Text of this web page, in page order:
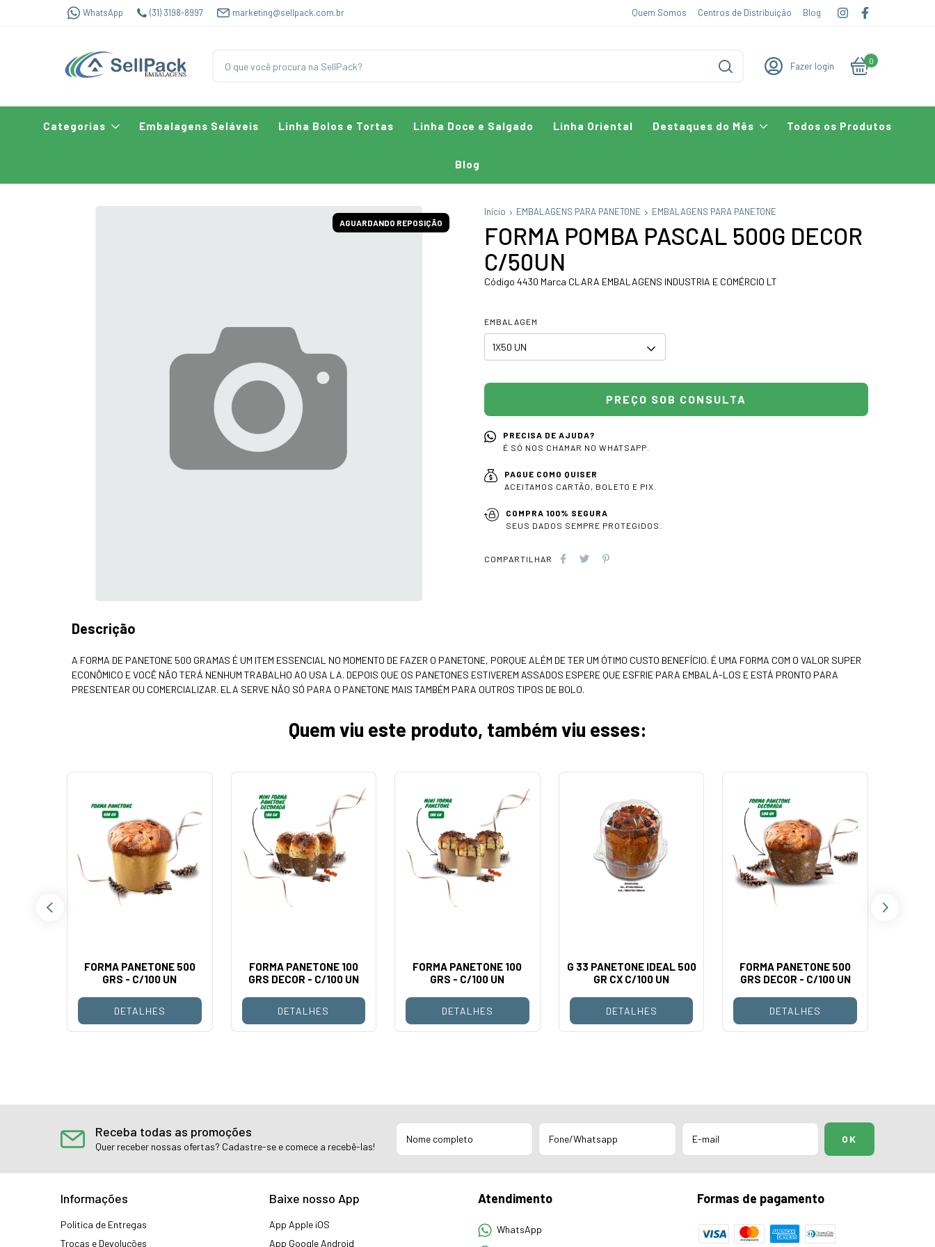
WhatsApp (31) 3198-8997 marketing@sellpack.com.br Quem Somos Centros de Distribuição Blog
Fazer login 0
Categorias Embalagens Seláveis Linha Bolos e Tortas Linha Doce e Salgado Linha Oriental Destaques do Mês Todos os Produtos
Blog
AGUARDANDO REPOSIÇÃO
Início EMBALAGENS PARA PANETONE EMBALAGENS PARA PANETONE
FORMA POMBA PASCAL 500G DECOR
C/50UN
Código 4430 Marca CLARA EMBALAGENS INDUSTRIA E COMÉRCIO LT
EMBALAGEM
PRECISA DE AJUDA?
É SÓ NOS CHAMAR NO WHATSAPP.
PAGUE COMO QUISER
ACEITAMOS CARTÃO, BOLETO E PIX.
COMPRA 100% SEGURA
SEUS DADOS SEMPRE PROTEGIDOS.
COMPARTILHAR
Descrição
A FORMA DE PANETONE 500 GRAMAS É UM ITEM ESSENCIAL NO MOMENTO DE FAZER O PANETONE, PORQUE ALÉM DE TER UM ÓTIMO CUSTO BENEFÍCIO. É UMA FORMA COM O VALOR SUPER
ECONÔMICO E VOCÊ NÃO TERÁ NENHUM TRABALHO AO USA LA. DEPOIS QUE OS PANETONES ESTIVEREM ASSADOS ESPERE QUE ESFRIE PARA EMBALÁ-LOS E ESTÁ PRONTO PARA
PRESENTEAR OU COMERCIALIZAR. ELA SERVE NÃO SÓ PARA O PANETONE MAIS TAMBÉM PARA OUTROS TIPOS DE BOLO.
Quem viu este produto, também viu esses:
FORMA PANETONE 500
GRS - C/100 UN
DETALHES
FORMA PANETONE 100
GRS DECOR - C/100 UN
DETALHES
FORMA PANETONE 100
GRS - C/100 UN
DETALHES
G 33 PANETONE IDEAL 500
GR CX C/100 UN
DETALHES
FORMA PANETONE 500
GRS DECOR - C/100 UN
DETALHES
Receba todas as promoções
Quer receber nossas ofertas? Cadastre-se e comece a recebê-las!
Informações
Politica de Entregas
Trocas e Devoluções
Baixe nosso App
App Apple iOS
App Google Android
Atendimento
WhatsApp
Formas de pagamento